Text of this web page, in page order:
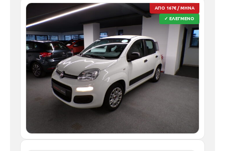
ΑΠΟ 167€ / ΜΗΝΑ
✓ ΕΛΕΓΜΕΝΟ